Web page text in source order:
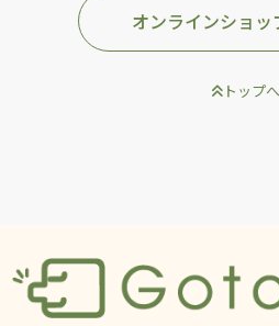
オンラインショッ
トップへ